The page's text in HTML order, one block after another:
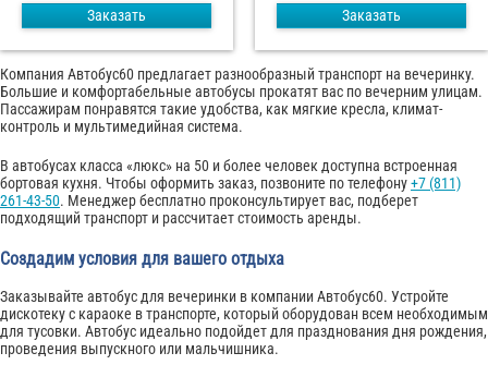
Заказать Заказать
Компания Автобус60 предлагает разнообразный транспорт на вечеринку.
Большие и комфортабельные автобусы прокатят вас по вечерним улицам.
Пассажирам понравятся такие удобства, как мягкие кресла, климат-
контроль и мультимедийная система.
В автобусах класса «люкс» на 50 и более человек доступна встроенная
бортовая кухня. Чтобы оформить заказ, позвоните по телефону+7 (811)
261-43-50. Менеджер бесплатно проконсультирует вас, подберет
подходящий транспорт и рассчитает стоимость аренды.
Создадим условия для вашего отдыха
Заказывайте автобус для вечеринки в компании Автобус60. Устройте
дискотеку с караоке в транспорте, который оборудован всем необходимым
для тусовки. Автобус идеально подойдет для празднования дня рождения,
проведения выпускного или мальчишника.